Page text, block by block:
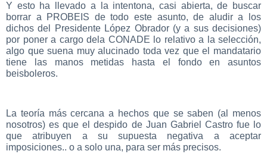
Y esto ha llevado a la intentona, casi abierta, de buscar
borrar a PROBEIS de todo este asunto, de aludir a los
dichos del Presidente López Obrador (y a sus decisiones)
por poner a cargo dela CONADE lo relativo a la selección,
algo que suena muy alucinado toda vez que el mandatario
tiene las manos metidas hasta el fondo en asuntos
beisboleros.
La teoría más cercana a hechos que se saben (al menos
nosotros) es que el despido de Juan Gabriel Castro fue lo
que atribuyen a su supuesta negativa a aceptar
imposiciones.. o a solo una, para ser más precisos.